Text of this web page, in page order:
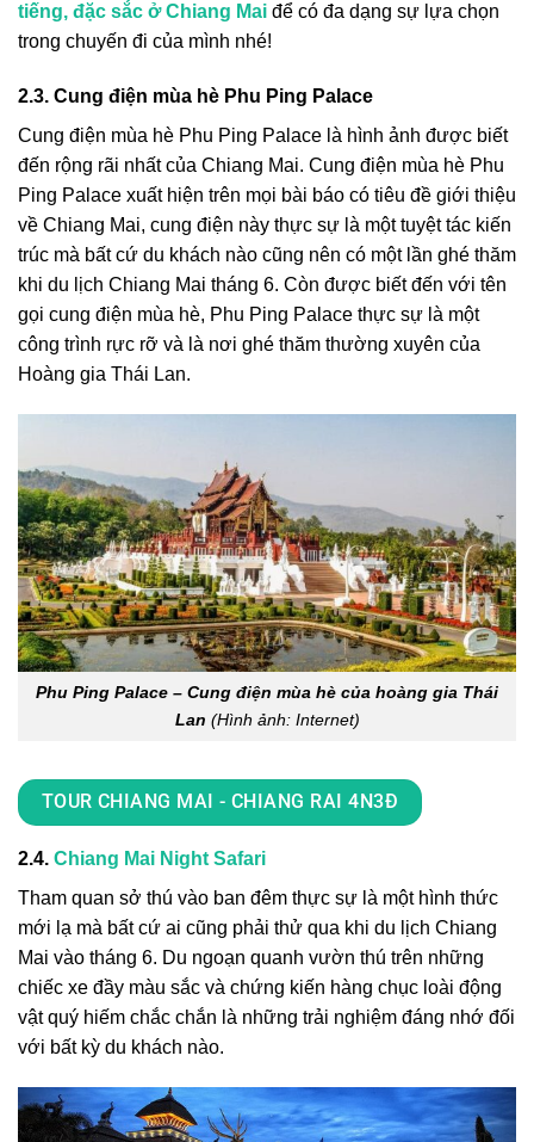
tiếng, đặc sắc ở Chiang Mai để có đa dạng sự lựa chọn
trong chuyến đi của mình nhé!
2.3. Cung điện mùa hè Phu Ping Palace
Cung điện mùa hè Phu Ping Palace là hình ảnh được biết
đến rộng rãi nhất của Chiang Mai. Cung điện mùa hè Phu
Ping Palace xuất hiện trên mọi bài báo có tiêu đề giới thiệu
về Chiang Mai, cung điện này thực sự là một tuyệt tác kiến
trúc mà bất cứ du khách nào cũng nên có một lần ghé thăm
khi du lịch Chiang Mai tháng 6. Còn được biết đến với tên
gọi cung điện mùa hè, Phu Ping Palace thực sự là một
công trình rực rỡ và là nơi ghé thăm thường xuyên của
Hoàng gia Thái Lan.
Phu Ping Palace – Cung điện mùa hè của hoàng gia Thái
Lan (Hình ảnh: Internet)
TOUR CHIANG MAI - CHIANG RAI 4N3Đ
2.4. Chiang Mai Night Safari
Tham quan sở thú vào ban đêm thực sự là một hình thức
mới lạ mà bất cứ ai cũng phải thử qua khi du lịch Chiang
Mai vào tháng 6. Du ngoạn quanh vườn thú trên những
chiếc xe đầy màu sắc và chứng kiến hàng chục loài động
vật quý hiếm chắc chắn là những trải nghiệm đáng nhớ đối
với bất kỳ du khách nào.